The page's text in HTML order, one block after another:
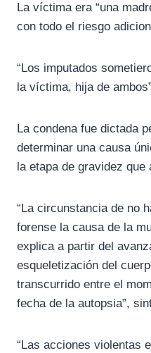
La víctima era “una
con todo el riesgo
“Los imputados
la víctima, hija de
La condena fue dictada
determinar una causa
la etapa de gravidez
“La circunstancia de no
forense la causa de la
explica a partir del
esqueletización del
transcurrido entre el
fecha de la autopsia”,
“Las acciones violentas